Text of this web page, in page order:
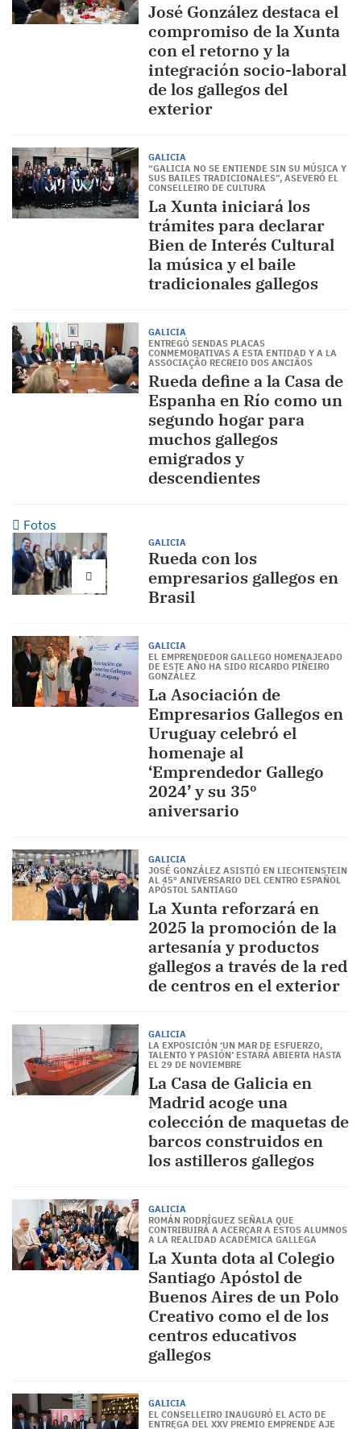
José González destaca el
compromiso de la Xunta
con el retorno y la
integración socio-laboral
de los gallegos del
exterior
GALICIA
“GALICIA NO SE ENTIENDE SIN SU MÚSICA Y
SUS BAILES TRADICIONALES”, ASEVERÓ EL
CONSELLEIRO DE CULTURA
La Xunta iniciará los
trámites para declarar
Bien de Interés Cultural
la música y el baile
tradicionales gallegos
GALICIA
ENTREGÓ SENDAS PLACAS
CONMEMORATIVAS A ESTA ENTIDAD Y A LA
ASSOCIAÇÃO RECREIO DOS ANCIÃOS
Rueda define a la Casa de
Espanha en Río como un
segundo hogar para
muchos gallegos
emigrados y
descendientes
Fotos
GALICIA
Rueda con los
empresarios gallegos en
Brasil
GALICIA
EL EMPRENDEDOR GALLEGO HOMENAJEADO
DE ESTE AÑO HA SIDO RICARDO PIÑEIRO
GONZÁLEZ
La Asociación de
Empresarios Gallegos en
Uruguay celebró el
homenaje al
‘Emprendedor Gallego
2024’ y su 35º
aniversario
GALICIA
JOSÉ GONZÁLEZ ASISTIÓ EN LIECHTENSTEIN
AL 45º ANIVERSARIO DEL CENTRO ESPAÑOL
APÓSTOL SANTIAGO
La Xunta reforzará en
2025 la promoción de la
artesanía y productos
gallegos a través de la red
de centros en el exterior
GALICIA
LA EXPOSICIÓN ‘UN MAR DE ESFUERZO,
TALENTO Y PASIÓN’ ESTARÁ ABIERTA HASTA
EL 29 DE NOVIEMBRE
La Casa de Galicia en
Madrid acoge una
colección de maquetas de
barcos construidos en
los astilleros gallegos
GALICIA
ROMÁN RODRÍGUEZ SEÑALA QUE
CONTRIBUIRÁ A ACERCAR A ESTOS ALUMNOS
A LA REALIDAD ACADÉMICA GALLEGA
La Xunta dota al Colegio
Santiago Apóstol de
Buenos Aires de un Polo
Creativo como el de los
centros educativos
gallegos
GALICIA
EL CONSELLEIRO INAUGURÓ EL ACTO DE
ENTREGA DEL XXV PREMIO EMPRENDE AJE